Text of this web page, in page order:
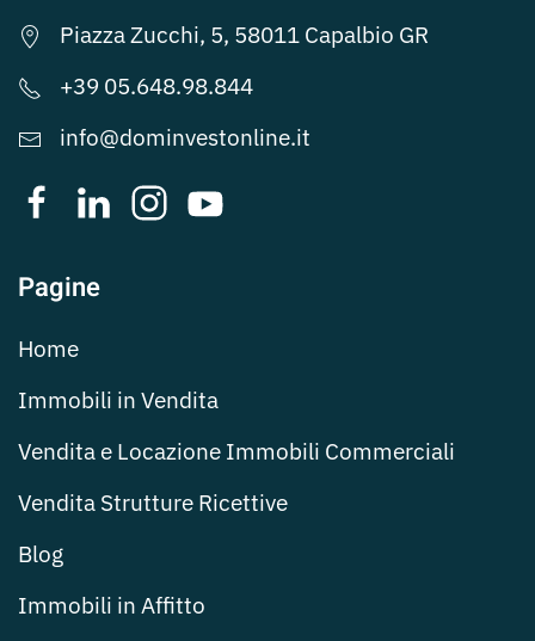
Piazza Zucchi, 5, 58011 Capalbio GR
+39 05.648.98.844
info@dominvestonline.it
Pagine
Home
Immobili in Vendita
Vendita e Locazione Immobili Commerciali
Vendita Strutture Ricettive
Blog
Immobili in Affitto